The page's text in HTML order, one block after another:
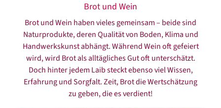
Brot und Wein
Brot und Wein haben vieles gemeinsam – beide sind
Naturprodukte, deren Qualität von Boden, Klima und
Handwerkskunst abhängt. Während Wein oft gefeiert
wird, wird Brot als alltägliches Gut oft unterschätzt.
Doch hinter jedem Laib steckt ebenso viel Wissen,
Erfahrung und Sorgfalt. Zeit, Brot die Wertschätzung
zu geben, die es verdient!